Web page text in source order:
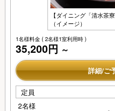
【ダイニング「清水茶
（イメージ）
1名様料金( 2名様1室利用時 )
35,200円 ～
詳細/ご
定員
2名様